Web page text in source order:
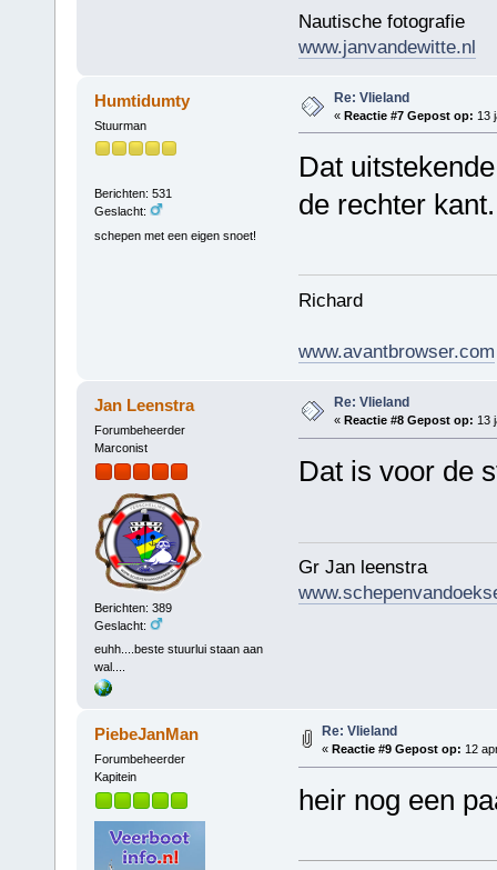
Nautische fotografie
www.janvandewitte.nl
Humtidumty
Stuurman
Berichten: 531
Geslacht:
schepen met een eigen snoet!
Re: Vlieland
« Reactie #7 Gepost op: 13
Dat
de rechter
Richard
www.avantbrowser.com
Jan Leenstra
Forumbeheerder
Marconist
Berichten: 389
Geslacht:
euhh....beste stuurlui staan aan
wal....
Re: Vlieland
« Reactie #8 Gepost op: 13
Dat is voor de
Gr Jan leenstra
PiebeJanMan
Forumbeheerder
Kapitein
Re: Vlieland
« Reactie #9 Gepost op: 12
heir nog een